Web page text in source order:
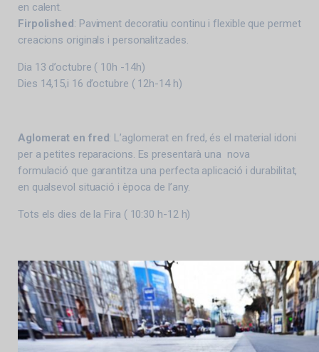
en calent.
Firpolished: Paviment decoratiu continu i flexible que permet
creacions originals i personalitzades.
Dia 13 d’octubre ( 10h -14h)
Dies 14,15,i 16 d’octubre ( 12h-14 h)
Aglomerat en fred: L’aglomerat en fred, és el material idoni
per a petites reparacions. Es presentarà una nova
formulació que garantitza una perfecta aplicació i durabilitat,
en qualsevol situació i època de l’any.
Tots els dies de la Fira ( 10:30 h-12 h)